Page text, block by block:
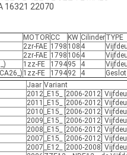
16321 22070
MOTOR CC KW CilinderTYPE
2zr-FAE 1798 108 4
2zr-FAE 1798 106 4
1zz-FE 179495 4
1zz-FE 179492 4
Jaar Variant
2012 _E15_ [2006-2012]
2011
_E15_ [2006-2012]
2010
_E15_ [2006-2012]
2009
_E15_ [2006-2012]
2008
_E15_ [2006-2012]
2007
_E15_ [2006-2012]
2007
_E12_ [2000-2008]